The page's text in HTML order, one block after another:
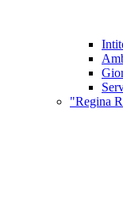
"Regina